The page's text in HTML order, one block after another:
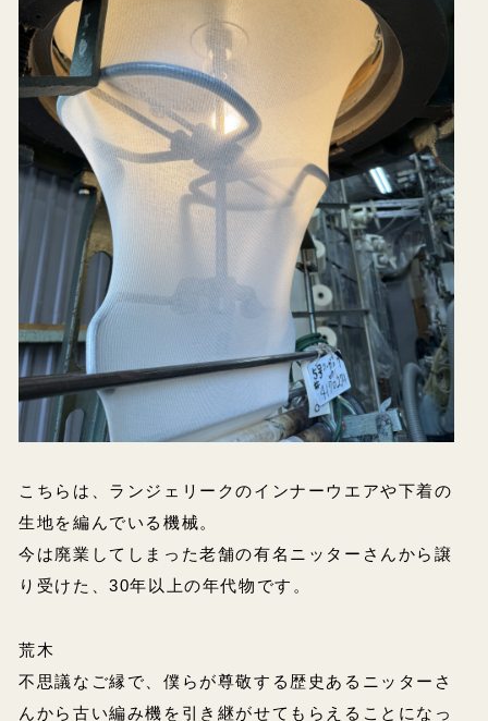
こちらは、ランジェリークのインナーウエアや下着の
生地を編んでいる機械。
今は廃業してしまった老舗の有名ニッターさんから譲
り受けた、30年以上の年代物です。
荒木
不思議なご縁で、僕らが尊敬する歴史あるニッターさ
んから古い編み機を引き継がせてもらえることになっ